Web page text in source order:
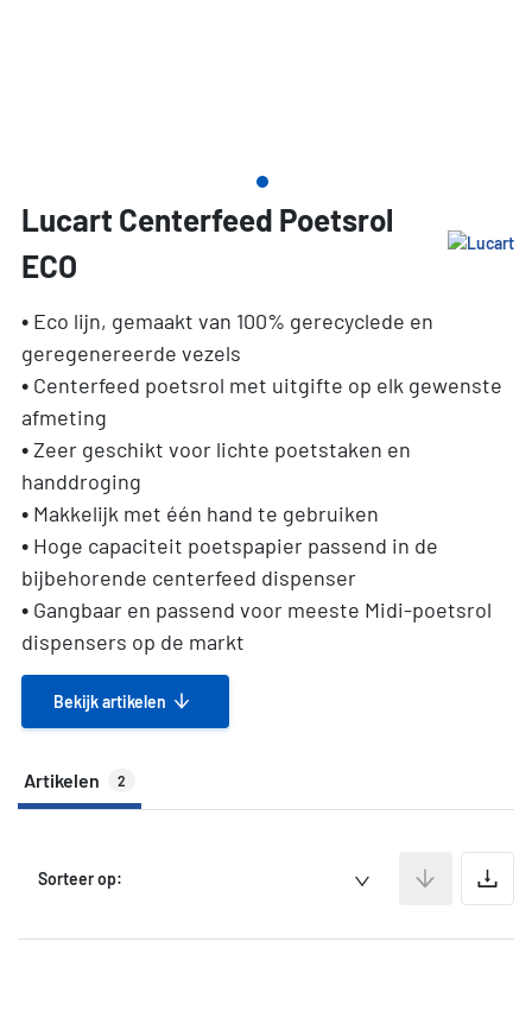
Lucart Centerfeed Poetsrol
ECO
• Eco lijn, gemaakt van 100% gerecyclede en
geregenereerde vezels
• Centerfeed poetsrol met uitgifte op elk gewenste
afmeting
• Zeer geschikt voor lichte poetstaken en
handdroging
• Makkelijk met één hand te gebruiken
• Hoge capaciteit poetspapier passend in de
bijbehorende centerfeed dispenser
• Gangbaar en passend voor meeste Midi-poetsrol
dispensers op de markt
Bekijk artikelen
Artikelen 2
Sorteer op: